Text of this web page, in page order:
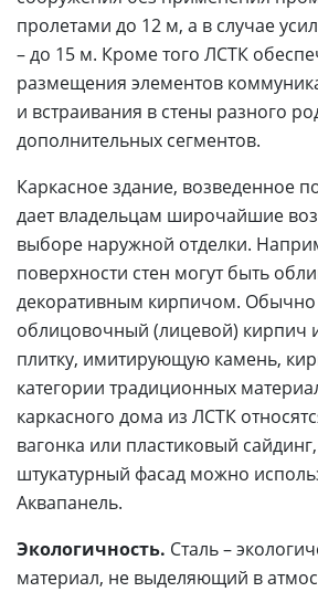
пролетами до 12 м, а в случае
– до 15 м. Кроме того ЛСТК
размещения элементов
и встраивания в стены разного
дополнительных сегментов.
Каркасное здание, возведенное
дает владельцам широчайшие
выборе наружной отделки.
поверхности стен могут быть
декоративным кирпичом. Обычно
облицовочный (лицевой) кирпич
плитку, имитирующую камень,
категории традиционных
каркасного дома из ЛСТК
вагонка или пластиковый
штукатурный фасад можно
Аквапанель.
Экологичность. Сталь –
материал, не выделяющий в